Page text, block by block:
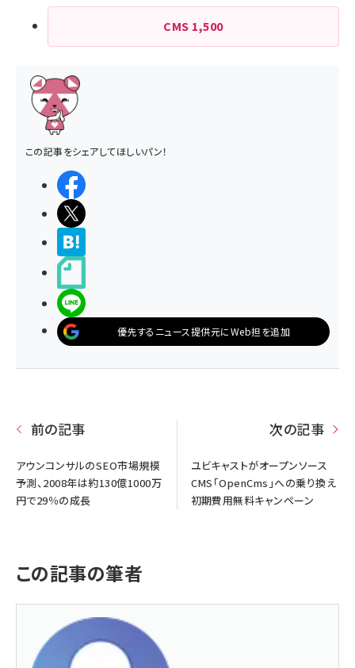
CMS 1,500
この記事をシェアしてほしいパン！
優先するニュース提供元にWeb担を追加
前の記事
アウンコンサルのSEO市場規模
予測、2008年は約130億1000万
円で29％の成長
次の記事
ユビキャストがオープンソース
CMS「OpenCms」への乗り換え
初期費用無料キャンペーン
この記事の筆者